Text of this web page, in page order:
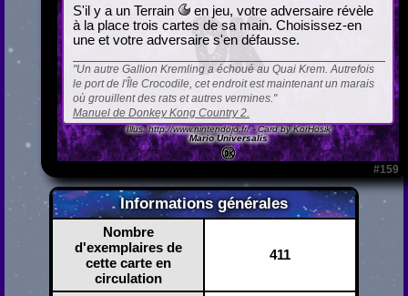
#159
S'il y a un Terrain
en jeu, votre adversaire révèle
à la place trois cartes de sa main. Choisissez-en
une et votre adversaire s'en défausse.
Un autre Gallion Kremling a échoué au Quai Krem. Autrefois
le port de l'Île Crocodile, cet endroit est maintenant un marais
où grouillent des rats et autres vermines.
Manuel de Donkey Kong Country 2.
Illus.http://www.nintendojo.fr/- Card by KorHosik
Mario Universalis
Informations générales
Nombre
d'exemplaires de
cette carte en
circulation
411